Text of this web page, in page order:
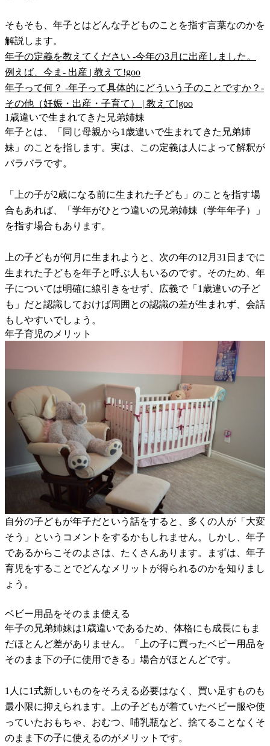
そもそも、年子とはどんな子どものことを指す言葉なのかを
解説します。
年子の定義を教えてください -今年の3月に出産しました。
例えば、今ま- 出産 | 教えて!goo
年子って何？ -年子って具体的にどういう子のことですか？-
その他（妊娠・出産・子育て） | 教えて!goo
1歳違いで生まれてきた兄弟姉妹
年子とは、「同じ母親から1歳違いで生まれてきた兄弟姉
妹」のことを指します。実は、この定義は人によって解釈が
バラバラです。
「上の子が2歳になる前に生まれた子ども」のことを指す場
合もあれば、「学年がひとつ違いの兄弟姉妹（学年年子）」
を指す場合もあります。
上の子どもが何月に生まれようと、次の年の12月31日までに
生まれた子どもを年子と呼ぶ人もいるのです。そのため、年
子については明確に線引きをせず、広義で「1歳違いの子ど
も」だと認識しておけば周囲との認識の差が生まれず、会話
もしやすいでしょう。
年子育児のメリット
自分の子どもが年子だという話をすると、多くの人が「大変
そう」というコメントをするかもしれません。しかし、年子
であるからこそのよさは、たくさんあります。まずは、年子
育児をすることでどんなメリットが得られるのかを知りまし
ょう。
ベビー用品をそのまま使える
年子の兄弟姉妹は1歳違いであるため、体格にも成長にもま
だほとんど差がありません。「上の子に買ったベビー用品を
そのまま下の子に使用できる」場合がほとんどです。
1人に1式新しいものをそろえる必要はなく、買い足すものも
最小限に抑えられます。上の子どもが着ていたベビー服や使
っていたおもちゃ、おむつ、哺乳瓶など、捨てることなくそ
のまま下の子に使えるのがメリットです。